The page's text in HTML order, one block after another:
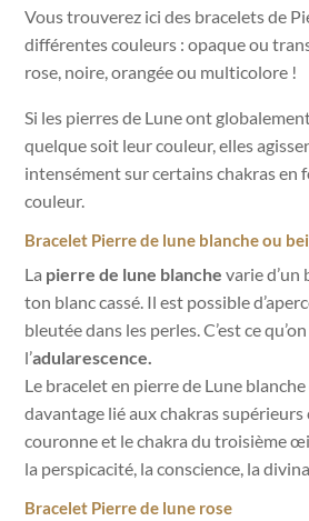
Vous trouverez ici des bracelets de
différentes couleurs : opaque ou
rose, noire, orangée ou multicolore !
Si les pierres de Lune ont
quelque soit leur couleur, elles
intensément sur certains chakras en
couleur.
Bracelet Pierre de lune blanche ou
La pierre de lune blanche varie d’un
ton blanc cassé. Il est possible
bleutée dans les perles. C’est ce
l’adularescence.
Le bracelet en pierre de Lune
davantage lié aux chakras supérieurs
couronne et le chakra du troisième
la perspicacité, la conscience, la
Bracelet Pierre de lune rose